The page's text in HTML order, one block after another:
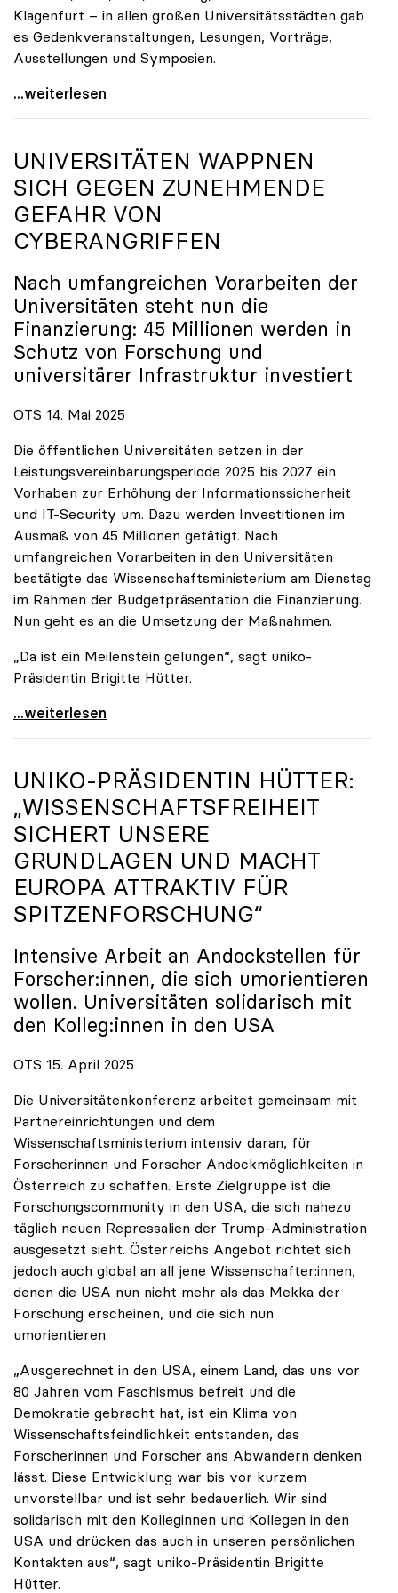
Klagenfurt – in allen großen Universitätsstädten gab
es Gedenkveranstaltungen, Lesungen, Vorträge,
Ausstellungen und Symposien.
uniko-Präsidentin Brigitte Hütter zu Gedenkjahr:
...weiterlesen
UNIVERSITÄTEN WAPPNEN
SICH GEGEN ZUNEHMENDE
GEFAHR VON
CYBERANGRIFFEN
Nach umfangreichen Vorarbeiten der
Universitäten steht nun die
Finanzierung: 45 Millionen werden in
Schutz von Forschung und
universitärer Infrastruktur investiert
OTS 14. Mai 2025
Die öffentlichen Universitäten setzen in der
Leistungsvereinbarungsperiode 2025 bis 2027 ein
Vorhaben zur Erhöhung der Informationssicherheit
und IT-Security um. Dazu werden Investitionen im
Ausmaß von 45 Millionen getätigt. Nach
umfangreichen Vorarbeiten in den Universitäten
bestätigte das Wissenschaftsministerium am Dienstag
im Rahmen der Budgetpräsentation die Finanzierung.
Nun geht es an die Umsetzung der Maßnahmen.
„Da ist ein Meilenstein gelungen“, sagt uniko-
Präsidentin Brigitte Hütter.
Universitäten wappnen sich gegen zunehmende Gefahr
...weiterlesen
UNIKO-PRÄSIDENTIN HÜTTER:
„WISSENSCHAFTSFREIHEIT
SICHERT UNSERE
GRUNDLAGEN UND MACHT
EUROPA ATTRAKTIV FÜR
SPITZENFORSCHUNG“
Intensive Arbeit an Andockstellen für
Forscher:innen, die sich umorientieren
wollen. Universitäten solidarisch mit
den Kolleg:innen in den USA
OTS 15. April 2025
Die Universitätenkonferenz arbeitet gemeinsam mit
Partnereinrichtungen und dem
Wissenschaftsministerium intensiv daran, für
Forscherinnen und Forscher Andockmöglichkeiten in
Österreich zu schaffen. Erste Zielgruppe ist die
Forschungscommunity in den USA, die sich nahezu
täglich neuen Repressalien der Trump-Administration
ausgesetzt sieht. Österreichs Angebot richtet sich
jedoch auch global an all jene Wissenschafter:innen,
denen die USA nun nicht mehr als das Mekka der
Forschung erscheinen, und die sich nun
umorientieren.
„Ausgerechnet in den USA, einem Land, das uns vor
80 Jahren vom Faschismus befreit und die
Demokratie gebracht hat, ist ein Klima von
Wissenschaftsfeindlichkeit entstanden, das
Forscherinnen und Forscher ans Abwandern denken
lässt. Diese Entwicklung war bis vor kurzem
unvorstellbar und ist sehr bedauerlich. Wir sind
solidarisch mit den Kolleginnen und Kollegen in den
USA und drücken das auch in unseren persönlichen
Kontakten aus“, sagt uniko-Präsidentin Brigitte
Hütter.